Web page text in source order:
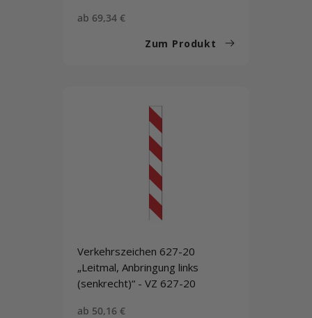
Sonderpreis
ab 69,34 €
Zum Produkt
Verkehrszeichen 627-20
„Leitmal, Anbringung links
(senkrecht)“ - VZ 627-20
Sonderpreis
ab 50,16 €